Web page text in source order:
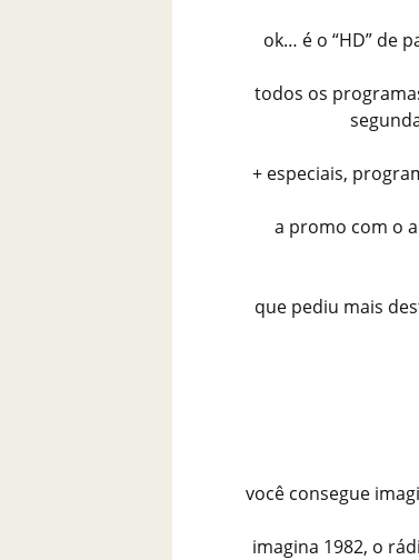
ok… é o “HD” de
todos os
+ especiais,
a promo com o
que pediu mais
você consegue
imagina 1982, o